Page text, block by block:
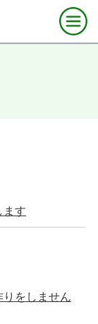
ます
をしません